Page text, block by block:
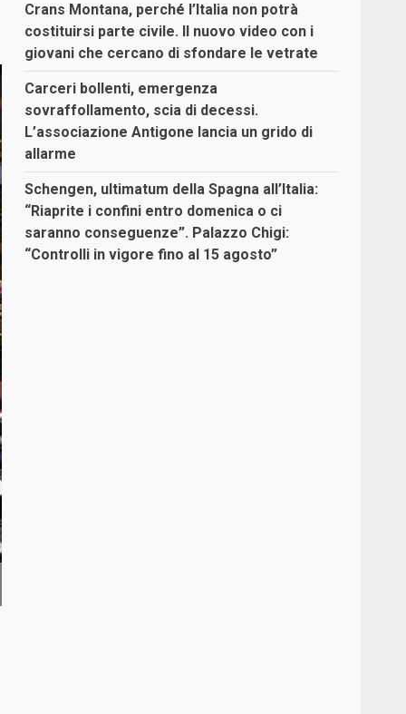
Crans Montana, perché l’Italia non potrà
costituirsi parte civile. Il nuovo video con i
giovani che cercano di sfondare le vetrate
Carceri bollenti, emergenza
sovraffollamento, scia di decessi.
L’associazione Antigone lancia un grido di
allarme
Schengen, ultimatum della Spagna all’Italia:
“Riaprite i confini entro domenica o ci
saranno conseguenze”. Palazzo Chigi:
“Controlli in vigore fino al 15 agosto”